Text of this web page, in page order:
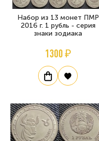
Набор из 13 монет ПМР
2016 г. 1 рубль - серия
знаки зодиака
1300 ₽